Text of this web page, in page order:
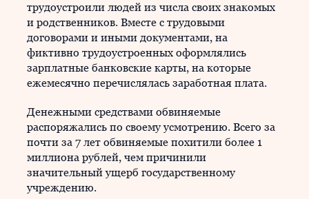
трудоустроили людей из числа своих знакомых
и родственников. Вместе с трудовыми
договорами и иными документами, на
фиктивно трудоустроенных оформлялись
зарплатные банковские карты, на которые
ежемесячно перечислялась заработная плата.
Денежными средствами обвиняемые
распоряжались по своему усмотрению. Всего за
почти за 7 лет обвиняемые похитили более 1
миллиона рублей, чем причинили
значительный ущерб государственному
учреждению.